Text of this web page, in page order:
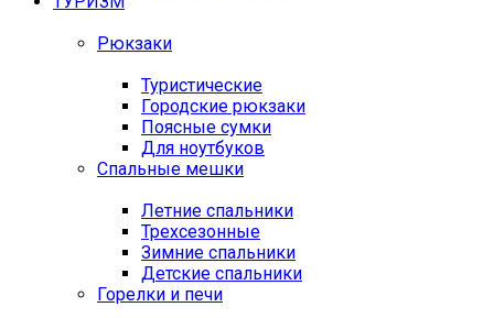
Рюкзаки
Туристические
Городские рюкзаки
Поясные сумки
Для ноутбуков
Спальные мешки
Летние спальники
Трехсезонные
Зимние спальники
Детские спальники
Горелки и печи